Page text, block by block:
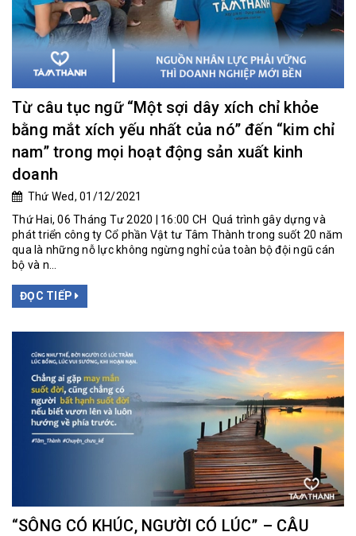
Từ câu tục ngữ “Một sợi dây xích chỉ khỏe
bằng mắt xích yếu nhất của nó” đến “kim chỉ
nam” trong mọi hoạt động sản xuất kinh
doanh
Thứ Wed, 01/12/2021
Thứ Hai, 06 Tháng Tư 2020 | 16:00 CH Quá trình gây dựng và
phát triển công ty Cổ phần Vật tư Tâm Thành trong suốt 20 năm
qua là những nỗ lực không ngừng nghỉ của toàn bộ đội ngũ cán
bộ và n...
ĐỌC TIẾP
“SÔNG CÓ KHÚC, NGƯỜI CÓ LÚC” – CÂU